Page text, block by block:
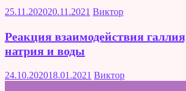
25.11.202020.11.2021 Виктор
Реакция взаимодействия
натрия и воды
24.10.202018.01.2021 Виктор